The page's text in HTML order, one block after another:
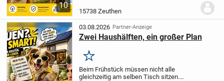
10
Einfamilienhaus in Zeuthen verbindet
15738 Zeuthen
03.08.2026 Partner-Anzeige
Zwei Haushälften, ein großer Plan
Merken
Beim Frühstück müssen nicht alle
gleichzeitig am selben Tisch sitzen.